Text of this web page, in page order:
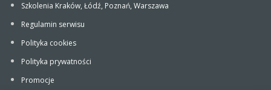
Szkolenia Kraków, Łódź, Poznań, Warszawa
Regulamin serwisu
Polityka cookies
Polityka prywatności
Promocje